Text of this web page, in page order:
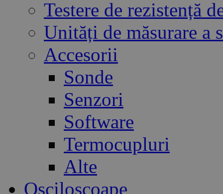
Testere de rezistență
Unități de măsurare a
Accesorii
Sonde
Senzori
Software
Termocupluri
Alte
Osciloscoape